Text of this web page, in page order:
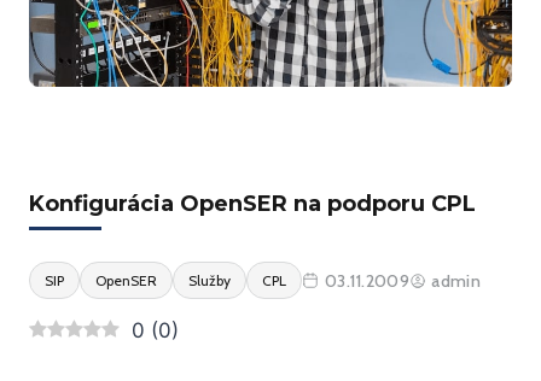
Konfigurácia OpenSER na podporu CPL
SIP OpenSER Služby CPL 03.11.2009 admin
0 (0)